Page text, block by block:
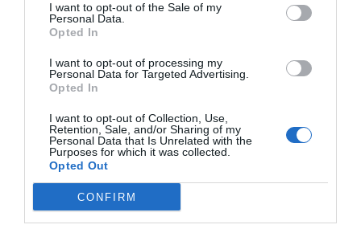
I want to opt-out of the Sale of my
Personal Data.
Opted In
I want to opt-out of processing my
Personal Data for Targeted Advertising.
Opted In
I want to opt-out of Collection, Use,
Retention, Sale, and/or Sharing of my
Personal Data that Is Unrelated with the
Purposes for which it was collected.
Opted Out
CONFIRM